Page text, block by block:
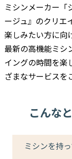
ミシンメーカー「
ージュ』のクリエ
楽しみたい方に向
最新の高機能ミシ
イングの時間を楽
ざまなサービスを
こんな
ミシンを持